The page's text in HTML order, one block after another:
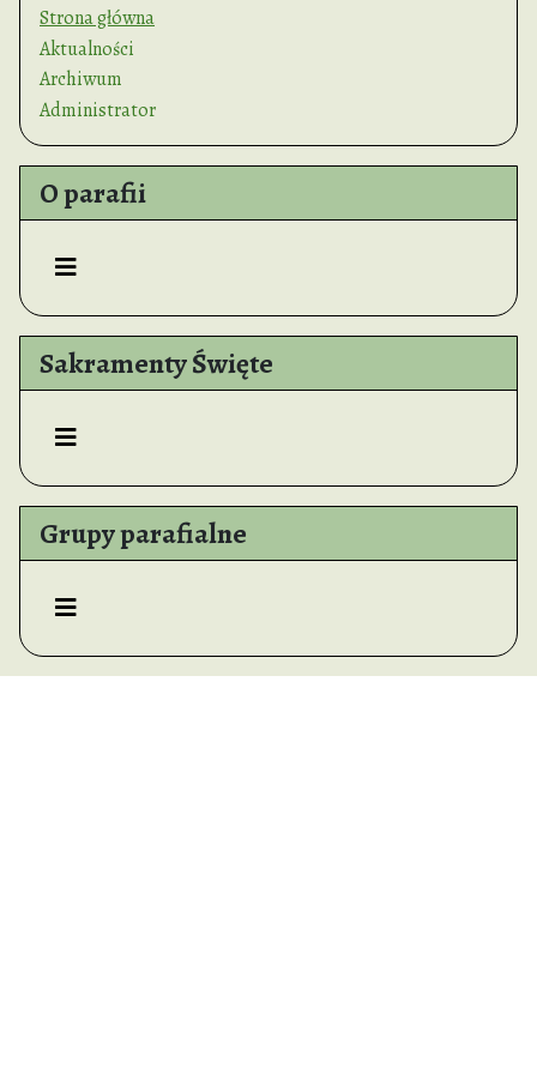
Strona główna
Aktualności
Archiwum
Administrator
O parafii
Sakramenty Święte
Grupy parafialne